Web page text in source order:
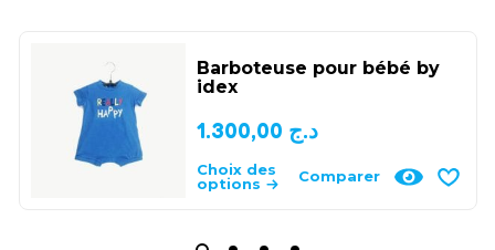
Barboteuse pour bébé by
idex
د.ج
Choix des
options
Comparer